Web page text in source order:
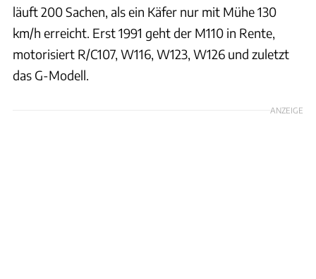
läuft 200 Sachen, als ein Käfer nur mit Mühe 130
km/h erreicht. Erst 1991 geht der M110 in Rente,
motorisiert R/C107, W116, W123, W126 und zuletzt
das G-Modell.
ANZEIGE